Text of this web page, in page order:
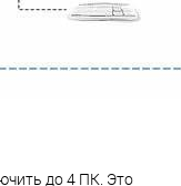
до 4 ПК. Это